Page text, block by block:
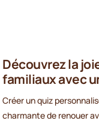
Découvrez la
familiaux avec
Créer un quiz
charmante de renouer